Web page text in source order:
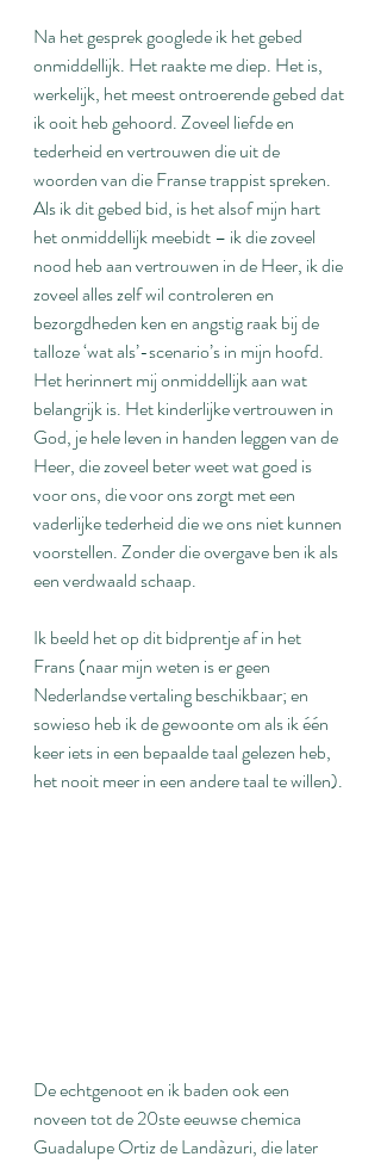
Na het gesprek googlede ik het gebed
onmiddellijk. Het raakte me diep. Het is,
werkelijk, het meest ontroerende gebed dat
ik ooit heb gehoord. Zoveel liefde en
tederheid en vertrouwen die uit de
woorden van die Franse trappist spreken.
Als ik dit gebed bid, is het alsof mijn hart
het onmiddellijk meebidt – ik die zoveel
nood heb aan vertrouwen in de Heer, ik die
zoveel alles zelf wil controleren en
bezorgdheden ken en angstig raak bij de
talloze ‘wat als’-scenario’s in mijn hoofd.
Het herinnert mij onmiddellijk aan wat
belangrijk is. Het kinderlijke vertrouwen in
God, je hele leven in handen leggen van de
Heer, die zoveel beter weet wat goed is
voor ons, die voor ons zorgt met een
vaderlijke tederheid die we ons niet kunnen
voorstellen. Zonder die overgave ben ik als
een verdwaald schaap.
Ik beeld het op dit bidprentje af in het
Frans (naar mijn weten is er geen
Nederlandse vertaling beschikbaar; en
sowieso heb ik de gewoonte om als ik één
keer iets in een bepaalde taal gelezen heb,
het nooit meer in een andere taal te willen).
De echtgenoot en ik baden ook een
noveen tot de 20ste eeuwse chemica
Guadalupe Ortiz de Landàzuri, die later